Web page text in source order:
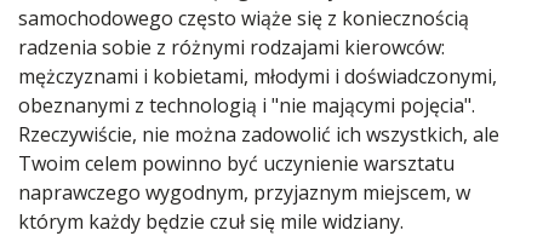
samochodowego często wiąże się z koniecznością
radzenia sobie z różnymi rodzajami kierowców:
mężczyznami i kobietami, młodymi i doświadczonymi,
obeznanymi z technologią i "nie mającymi pojęcia".
Rzeczywiście, nie można zadowolić ich wszystkich, ale
Twoim celem powinno być uczynienie warsztatu
naprawczego wygodnym, przyjaznym miejscem, w
którym każdy będzie czuł się mile widziany.